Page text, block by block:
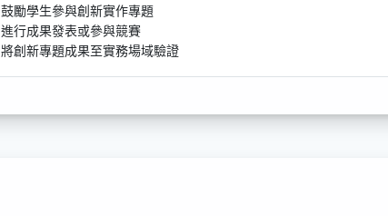
鼓勵學生參與創新實作專題
進行成果發表或參與競賽
將創新專題成果至實務場域驗證